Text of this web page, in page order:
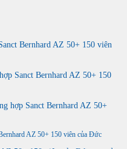
Bernhard AZ 50+ 150 viên
Sanct Bernhard AZ 50+ 150
hợp Sanct Bernhard AZ 50+
AZ 50+ 150 viên của Đức